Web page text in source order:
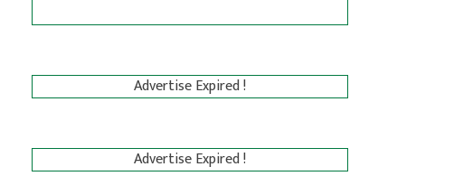
Advertise Expired !
Advertise Expired !